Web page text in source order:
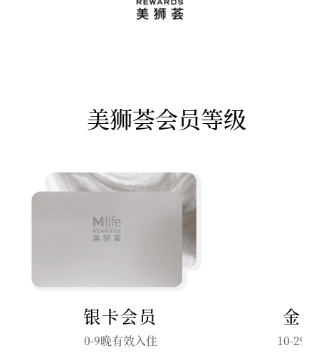
美狮荟会员等级
银卡会员
0-9晚有效入住
金
10-29